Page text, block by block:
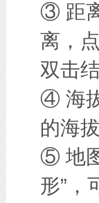
③ 距
离，
双击
④ 海
的海
⑤ 地
形”，